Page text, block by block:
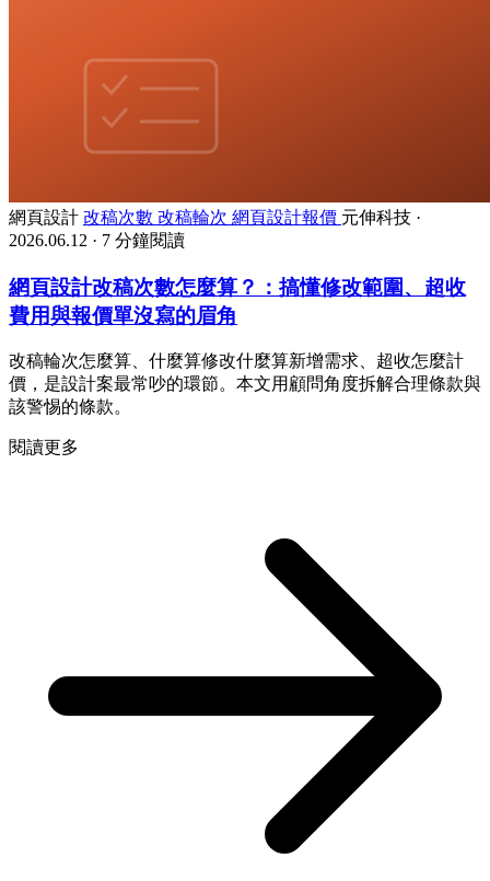
網頁設計 改稿次數 改稿輪次 網頁設計報價 元伸科技 ·
2026.06.12 · 7 分鐘閱讀
網頁設計改稿次數怎麼算？：搞懂修改範圍、超收
費用與報價單沒寫的眉角
改稿輪次怎麼算、什麼算修改什麼算新增需求、超收怎麼計
價，是設計案最常吵的環節。本文用顧問角度拆解合理條款與
該警惕的條款。
閱讀更多